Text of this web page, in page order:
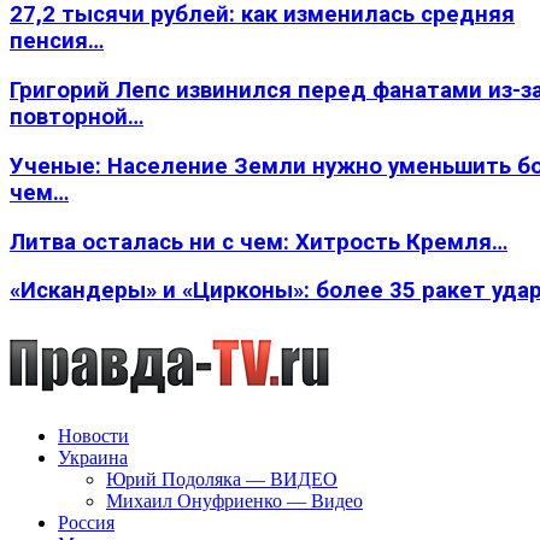
27,2 тысячи рублей: как изменилась средняя
пенсия…
Григорий Лепс извинился перед фанатами из-
повторной…
Ученые: Население Земли нужно уменьшить
чем…
Литва осталась ни с чем: Хитрость Кремля…
«Искандеры» и «Цирконы»: более 35 ракет
Новости
Украина
Юрий Подоляка — ВИДЕО
Михаил Онуфриенко — Видео
Россия